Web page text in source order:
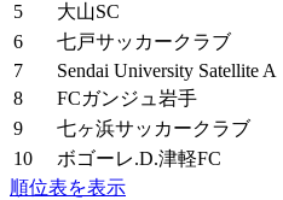
5
大山SC
6
七戸サッカークラブ
7
Sendai University Satellite A
8
FCガンジュ岩手
9
七ヶ浜サッカークラブ
10
ボゴーレ.D.津軽FC
順位表を表示